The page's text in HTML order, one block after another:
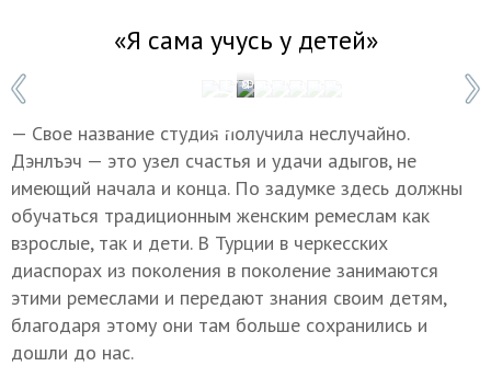
«Я сама учусь у детей»
Фото: Татьяна Свириденко/ТАСС
1 / 8
— Свое название студия получила неслучайно.
Дэнлъэч — это узел счастья и удачи адыгов, не
имеющий начала и конца. По задумке здесь должны
обучаться традиционным женским ремеслам как
взрослые, так и дети. В Турции в черкесских
диаспорах из поколения в поколение занимаются
этими ремеслами и передают знания своим детям,
благодаря этому они там больше сохранились и
дошли до нас.